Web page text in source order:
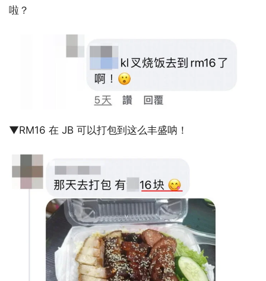
啦？
▼RM16 在 JB 可以打包到这么丰盛呐！